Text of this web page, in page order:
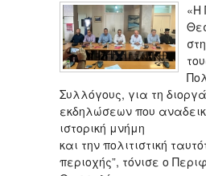
«Η
Συλλόγους, για τη
εκδηλώσεων που
ιστορική μνήμη
και την πολιτιστική
περιοχής”, τόνισε ο